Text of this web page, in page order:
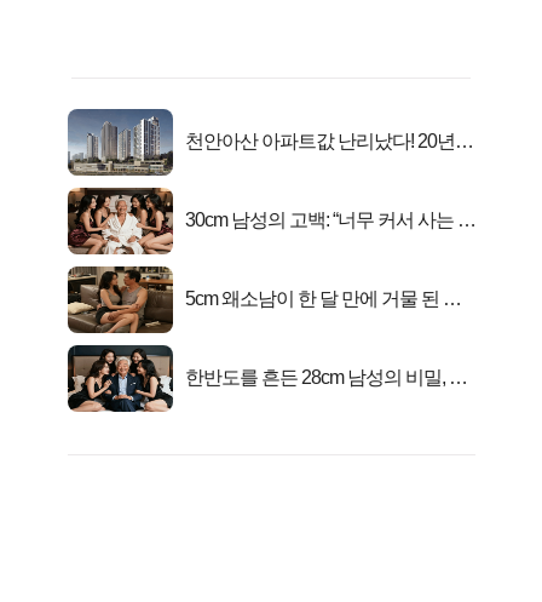
천안아산 아파트값 난리났다! 20년
30cm 남성의 고백: “너무 커서 사는 게
5cm 왜소남이 한 달 만에 거물 된 사
한반도를 흔든 28cm 남성의 비밀, 매